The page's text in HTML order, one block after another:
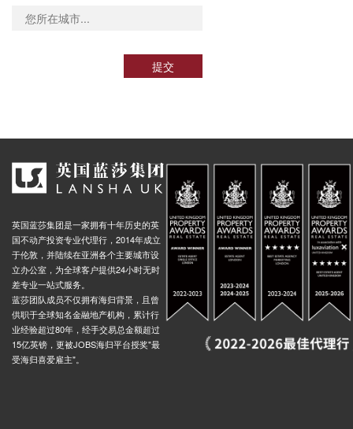
提交
英国蓝莎集团是一家拥有十年历史的英
国不动产投资专业代理行，2014年成立
于伦敦，并陆续在亚洲各个主要城市设
立办公室，为全球客户提供24小时无时
差专业一站式服务。
蓝莎团队成员不仅拥有海归背景，且曾
供职于全球知名金融地产机构，累计行
业经验超过80年，经手交易总金额超过
15亿英镑，更被JOBS海归平台授奖"最
受海归喜爱雇主"。